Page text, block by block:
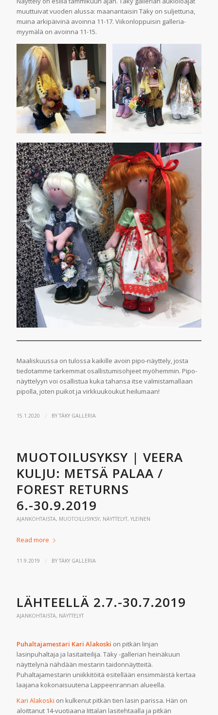
muuttuivat vuoden alussa: maanantaisin Täky on suljettuna,
muina arkipäivinä avoinna 11-17. Viikonloppuisin galleria-
myymälä on avoinna 11-15.
Maaliskuussa on tulossa kaikille avoin pipo-näyttely, josta
tiedotamme tarkemmat osallistumisohjeet myöhemmin. Pipo-
näyttelyyn voi osallistua kuka tahansa itse valmistamallaan
pipolla, joten puikot ja virkkuukoukut heilumaan!
15.1.2020 / BYTÄKY GALLERIA
MUOTOILUSYKSY | VEERA
KULJU: METSÄ PALAA /
FOREST RETURNS
6.-30.9.2019
AJANKOHTAISTA, MUOTOILUSYKSY, NÄYTTELYT, YLEINEN
Read more
11.9.2019 / BYTÄKY GALLERIA
LÄHTEELLÄ 2.7.-30.7.2019
AJANKOHTAISTA, NÄYTTELYT
Puhaltajamestari Kari Alakoski on pitkän linjan
lasinpuhaltaja ja lasitaiteilija. Täky -gallerian heinäkuun
näyttelynä nähdään mestarin taidonnäytteitä.
Puhaltajamestarin uniikkitöitä esitellään ensimmäistä kertaa
laajana kokonaisuutena Lappeenrannan alueella.
Kari Alakoski on kulkenut pitkän tien lasin parissa. Hän on
aloittanut 14-vuotiaana Iittalan lasitehtaalla ja pitkän